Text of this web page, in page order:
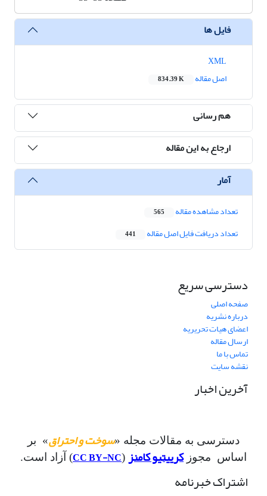
فایل ها
اصل مقاله
834.39 K
هم رسانی
ارجاع به این مقاله
آمار
تعداد مشاهده مقاله 565
تعداد دریافت فایل اصل مقاله 441
دسترسی سریع
صفحه اصلی
درباره نشریه
اعضای هیات تحریریه
ارسال مقاله
تماس با ما
نقشه سایت
آخرین اخبار
دسترسی به مقالات مجله «سوخت و احتراق» بر
اساس مجوزکرییتیو کامنز (
CC BY-NC) آزاد است.
اشتراک خبرنامه